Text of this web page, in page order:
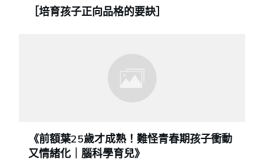
［培育孩子正向品格的要訣］
《前額葉25歲才成熟！難怪青春期孩子衝動
又情緒化｜腦科學育兒》